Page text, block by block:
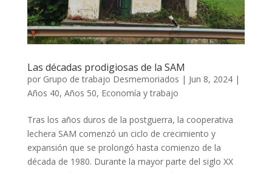
Las décadas prodigiosas de la SAM
por Grupo de trabajo Desmemoriados | Jun 8, 2024|
Años 40, Años 50, Economía y trabajo
Tras los años duros de la postguerra, la cooperativa
lechera SAM comenzó un ciclo de crecimiento y
expansión que se prolongó hasta comienzo de la
década de 1980. Durante la mayor parte del siglo XX